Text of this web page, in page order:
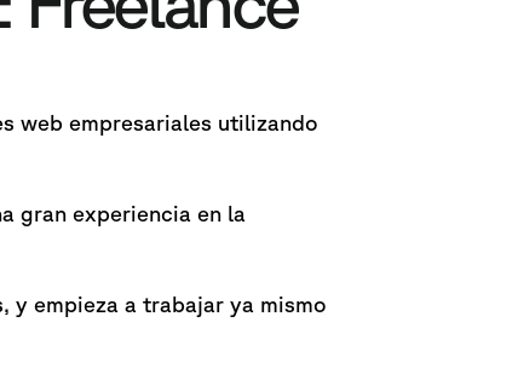
web empresariales utilizando
gran experiencia en la
y empieza a trabajar ya mismo